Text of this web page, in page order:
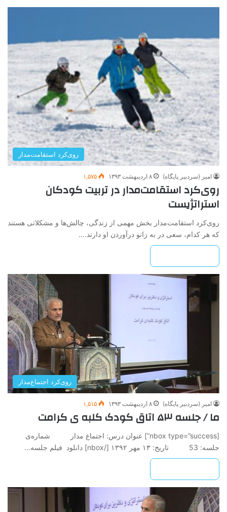
روی‌کرد استقامت‌مدار
امیر (سردبیر پایگاه) ۸ اردیبهشت ۱۳۹۳ ۱,۵۷۵
روی‌کرد استقامت‌مدار در تربیت کودکان
استراتژیست
روی‌کرد استقامت‌مدار بخش مهمی از زندگی، چالش‌ها و مشکلاتی هستند
که هر کدام، سعی در به زانو درآوردن او دارند.…
روی‌کرد اجتماع‌مدار
امیر (سردبیر پایگاه) ۸ اردیبهشت ۱۳۹۳ ۱,۵۱۵
ما / جلسه ۵۳ اتاق کودک کلبه ی کرامت
[nbox type=”success”] عنوان درس: اجتماع مدار شماره‌ی
جلسه: 53 تاريخ: ۱۳ مهر ۱۳۹۲ ‌[/nbox] دانلود فیلم جلسه…